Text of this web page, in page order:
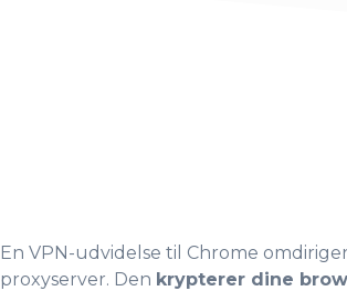
En VPN-udvidelse til Chrome
proxyserver. Den krypterer dine